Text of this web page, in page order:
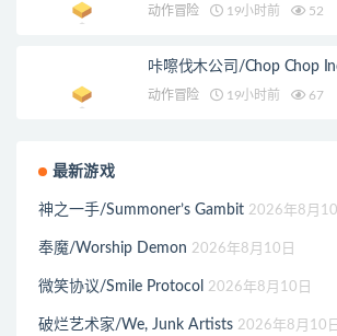
动作冒险 19小时前 52
咔嚓伐木公司/Chop Chop
动作冒险 19小时前 67
最新游戏
神之一手/Summoner’s Gambit 2026年8月10
奉魔/Worship Demon 2026年8月10日
微笑协议/Smile Protocol 2026年8月10日
破烂艺术家/We, Junk Artists 2026年8月10日